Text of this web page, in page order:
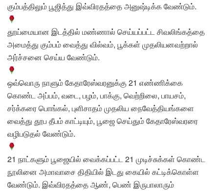
கும்பத்திலும் பூஜித்து இவ்விரதத்தை அனுஷ்டிக்க வேண்டும்.
தூய்மையான இடத்தில் மண்ணால் செய்யப்பட்ட சிவலிங்கத்தை
அமைத்து கும்பம் வைத்து வில்வம், பூக்கள் முதலியனவற்றால்
அர்ச்சனை செய்ய வேண்டும்.
ஒவ்வொரு நாளும் கேதாரேஸ்வரனுக்கு 21 எண்ணிக்கை
கொண்ட அப்பம், வடை, பழம், பாக்கு, வெற்றிலை, பாயசம்,
சர்க்கரை பொங்கல், புளிசாதம் முதலிய நைவேத்தியங்களை
வைத்து தூப தீபம் காட்டியும், பூஜை செய்தும் கேதாரேஸ்வரரை
வழிபடுதல் வேண்டும்.
21 நாட்களும் பூஜையில் வைக்கப்பட்ட 21 முடிச்சுக்கள் கொண்ட
நூலினை அமாவாசை திதியில் இடது கையில் கட்டிக்கொள்ள
வேண்டும். இவ்விரதத்தை ஆண், பெண் இருபாலாரும்